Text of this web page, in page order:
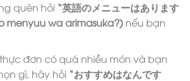
quên hỏi “英語のメニューはあります
menyuu wa arimasuka?)nếu bạn
đơn có quá nhiều món và bạn
gì, hãy hỏi “おすすめはなんです